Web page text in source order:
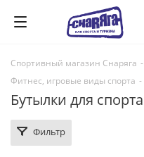
Спортивный магазин Снаряга -
Фитнес, игровые виды спорта -
Бутылки для спорта
Фильтр